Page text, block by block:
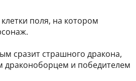
поля, на котором
сразит страшного дракона,
драконоборцем и победителем